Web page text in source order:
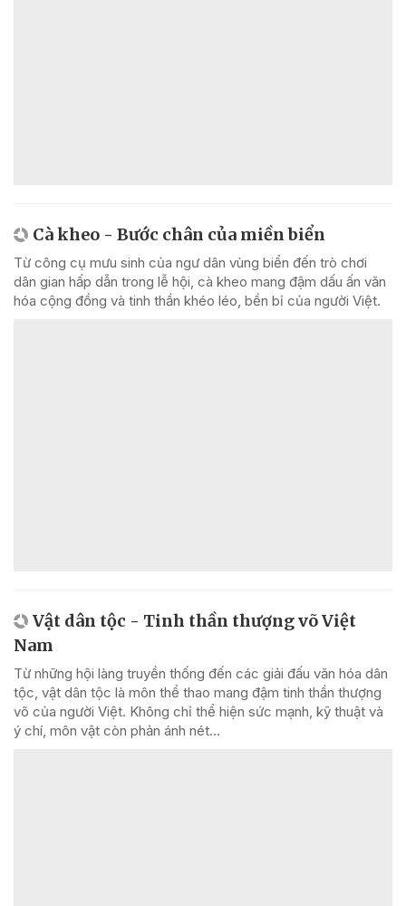
Cà kheo - Bước chân của miền biển
Từ công cụ mưu sinh của ngư dân vùng biển đến trò chơi
dân gian hấp dẫn trong lễ hội, cà kheo mang đậm dấu ấn văn
hóa cộng đồng và tinh thần khéo léo, bền bỉ của người Việt.
Vật dân tộc - Tinh thần thượng võ Việt
Nam
Từ những hội làng truyền thống đến các giải đấu văn hóa dân
tộc, vật dân tộc là môn thể thao mang đậm tinh thần thượng
võ của người Việt. Không chỉ thể hiện sức mạnh, kỹ thuật và
ý chí, môn vật còn phản ánh nét...